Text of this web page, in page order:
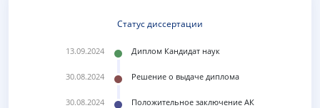
Статус диссертации
13.09.2024 Диплом Кандидат наук
30.08.2024 Решение о выдаче диплома
30.08.2024 Положительное заключение АК